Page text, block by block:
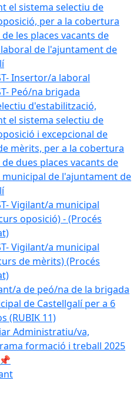
el sistema selectiu de
per a la cobertura
les places vacants de
de l'ajuntament de
Insertor/a laboral
Peó/na brigada
d'estabilització,
el sistema selectiu de
i excepcional de
mèrits, per a la cobertura
dues places vacants de
de l'ajuntament de
Vigilant/a municipal
oposició) - (Procés
Vigilant/a municipal
de mèrits) (Procés
a de peó/na de la brigada
de Castellgalí per a 6
(RUBIK 11)
Administratiu/va,
formació i treball 2025